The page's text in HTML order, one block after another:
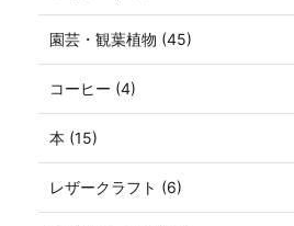
園芸・観葉植物 (45)
コーヒー (4)
本 (15)
レザークラフト (6)